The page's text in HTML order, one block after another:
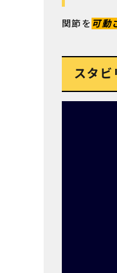
関節を 可動
スタビ